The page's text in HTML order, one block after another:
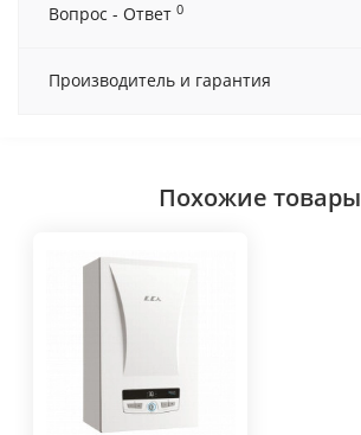
Вопрос - Ответ 0
Производитель и гарантия
Похожие товары